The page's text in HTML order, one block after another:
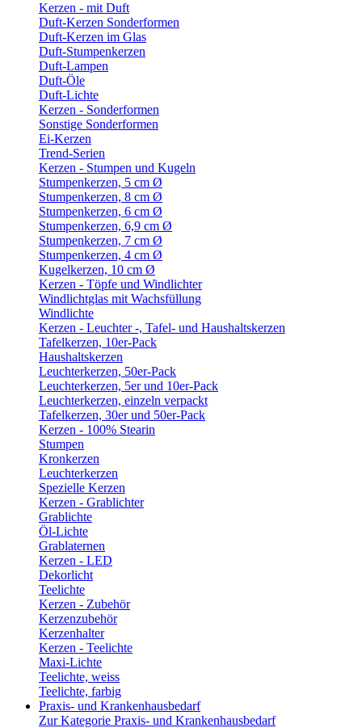
Kerzen - mit Duft
Duft-Kerzen Sonderformen
Duft-Kerzen im Glas
Duft-Stumpenkerzen
Duft-Lampen
Duft-Öle
Duft-Lichte
Kerzen - Sonderformen
Sonstige Sonderformen
Ei-Kerzen
Trend-Serien
Kerzen - Stumpen und Kugeln
Stumpenkerzen, 5 cm Ø
Stumpenkerzen, 8 cm Ø
Stumpenkerzen, 6 cm Ø
Stumpenkerzen, 6,9 cm Ø
Stumpenkerzen, 7 cm Ø
Stumpenkerzen, 4 cm Ø
Kugelkerzen, 10 cm Ø
Kerzen - Töpfe und Windlichter
Windlichtglas mit Wachsfüllung
Windlichte
Kerzen - Leuchter -, Tafel- und Haushaltskerzen
Tafelkerzen, 10er-Pack
Haushaltskerzen
Leuchterkerzen, 50er-Pack
Leuchterkerzen, 5er und 10er-Pack
Leuchterkerzen, einzeln verpackt
Tafelkerzen, 30er und 50er-Pack
Kerzen - 100% Stearin
Stumpen
Kronkerzen
Leuchterkerzen
Spezielle Kerzen
Kerzen - Grablichter
Grablichte
Öl-Lichte
Grablaternen
Kerzen - LED
Dekorlicht
Teelichte
Kerzen - Zubehör
Kerzenzubehör
Kerzenhalter
Kerzen - Teelichte
Maxi-Lichte
Teelichte, weiss
Teelichte, farbig
Praxis- und Krankenhausbedarf
Zur Kategorie Praxis- und Krankenhausbedarf